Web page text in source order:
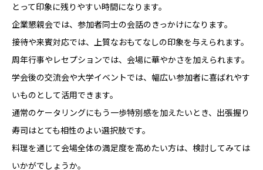
とって印象に残りやすい時間になります。
企業懇親会では、参加者同士の会話のきっかけになります。
接待や来賓対応では、上質なおもてなしの印象を与えられます。
周年行事やレセプションでは、会場に華やかさを加えられます。
学会後の交流会や大学イベントでは、幅広い参加者に喜ばれやす
いものとして活用できます。
通常のケータリングにもう一歩特別感を加えたいとき、出張握り
寿司はとても相性のよい選択肢です。
料理を通じて会場全体の満足度を高めたい方は、検討してみては
いかがでしょうか。